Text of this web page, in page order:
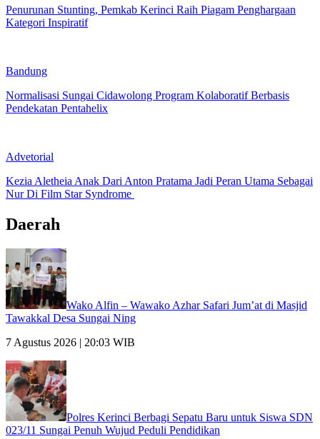
Penurunan Stunting, Pemkab Kerinci Raih Piagam Penghargaan
Kategori Inspiratif
Bandung
Normalisasi Sungai Cidawolong Program Kolaboratif Berbasis
Pendekatan Pentahelix
Advetorial
Kezia Aletheia Anak Dari Anton Pratama Jadi Peran Utama Sebagai
Nur Di Film Star Syndrome
Daerah
Wako Alfin – Wawako Azhar Safari Jum’at di Masjid
Tawakkal Desa Sungai Ning
7 Agustus 2026 | 20:03 WIB
Polres Kerinci Berbagi Sepatu Baru untuk Siswa SDN
023/11 Sungai Penuh Wujud Peduli Pendidikan